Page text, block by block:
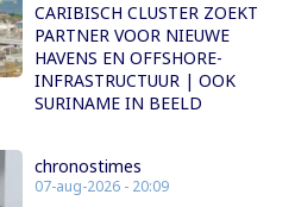
CARIBISCH CLUSTER ZOEKT
PARTNER VOOR NIEUWE
HAVENS EN OFFSHORE-
INFRASTRUCTUUR | OOK
SURINAME IN BEELD
chronostimes
07-aug-2026 - 20:09